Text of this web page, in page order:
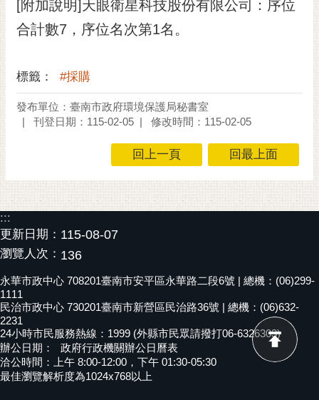
[附加說明]天眼衛星科技股份有限公司：序位
合計數7，序位名次第1名。
標籤： #採購
發布單位：臺南市政府環境保護局秘書室
刊登日期：115-02-05
修改時間：115-02-05
回上一頁 回最上面
:::
更新日期： 115-08-07
瀏覽人次： 136
永華市政中心 708201臺南市安平區永華路二段6號 | 總機：(06)299-
1111
民治市政中心 730201臺南市新營區民治路36號 | 總機：(06)632-
2231
24小時市民服務熱線：1999 (外縣市民眾請撥打06-6326303)
辦公日期：
政府行政機關辦公日曆表
洽公時間：上午 8:00-12:00，下午 01:30-05:30
最佳瀏覽解析度為1024x768以上